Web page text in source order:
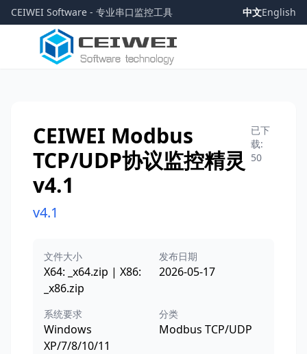
CEIWEI Software - 专业串口监控工具 中文English
CEIWEI Modbus
TCP/UDP协议监控精灵
v4.1
v4.1
已下
载:
50
文件大小
X64: _x64.zip | X86:
_x86.zip
发布日期
2026-05-17
系统要求
Windows
XP/7/8/10/11
分类
Modbus TCP/UDP